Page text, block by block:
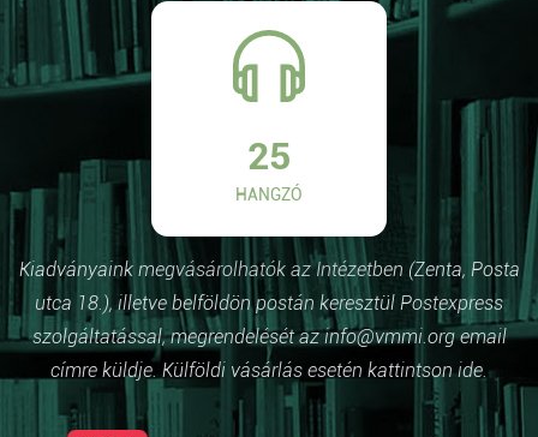
25
HANGZÓ
Kiadványaink megvásárolhatók az Intézetben (Zenta, Posta
utca 18.), illetve belföldön postán keresztül Postexpress
szolgáltatással, megrendelését az info@vmmi.org email
címre küldje. Külföldi vásárlás esetén kattintson ide.